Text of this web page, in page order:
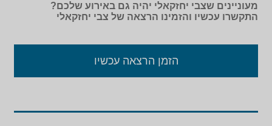
מעוניינים שצבי יחזקאלי יהיה גם באירוע שלכם?
התקשרו עכשיו והזמינו הרצאה של צבי יחזקאלי
הזמן הרצאה עכשיו